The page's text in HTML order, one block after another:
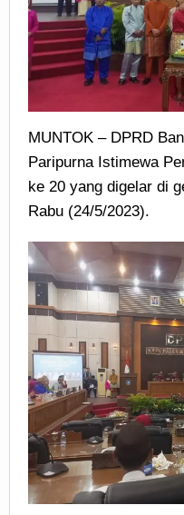
MUNTOK – DPRD
Paripurna Istimewa
ke 20 yang digelar di
Rabu (24/5/2023).